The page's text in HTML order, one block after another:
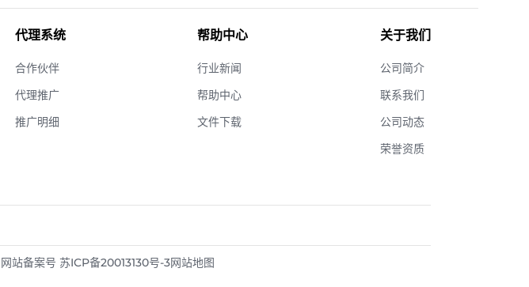
代理系统
合作伙伴
代理推广
推广明细
帮助中心
行业新闻
帮助中心
文件下载
关于我们
公司简介
联系我们
公司动态
荣誉资质
网站备案号 苏ICP备20013130号-3网站地图